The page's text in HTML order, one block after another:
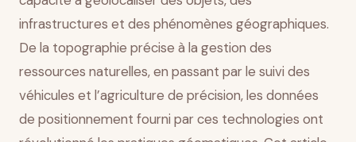
infrastructures et des phénomènes géographiques.
De la topographie précise à la gestion des
ressources naturelles, en passant par le suivi des
véhicules et l’agriculture de précision, les données
de positionnement fourni par ces technologies ont